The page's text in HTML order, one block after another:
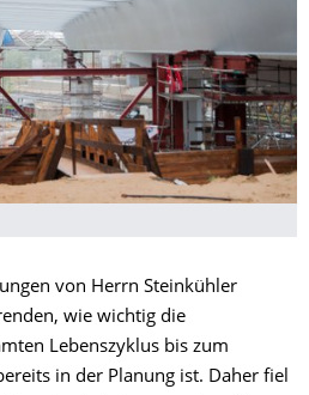
von Herrn Steinkühler
wie wichtig die
Lebenszyklus bis zum
in der Planung ist. Daher fiel